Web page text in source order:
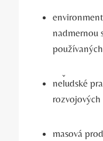
nadmernou
neľudské
masová